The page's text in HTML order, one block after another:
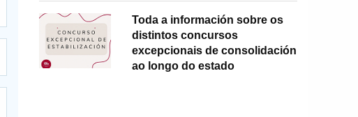
Toda a información sobre os
distintos concursos
excepcionais de consolidación
ao longo do estado